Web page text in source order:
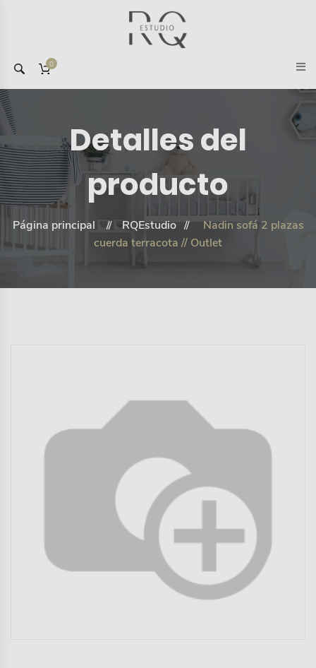
0
Detalles del
producto
Página principal RQEstudio
Nadin sofá 2 plazas
cuerda terracota // Outlet